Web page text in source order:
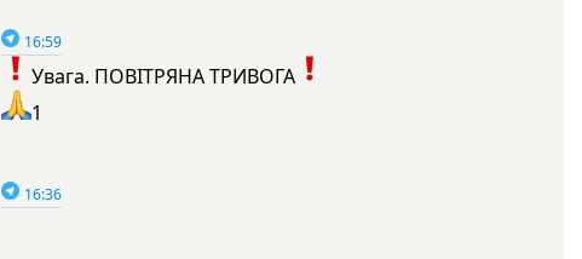
16:59
Увага. ПОВІТРЯНА ТРИВОГА
1
16:36